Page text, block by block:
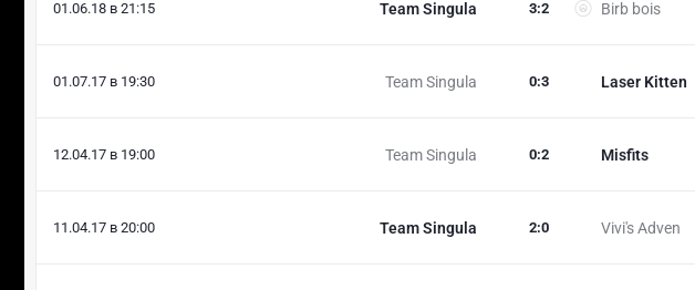
01.06.18 в 21:15 Team Singula Birb bois
3:2
01.07.17 в 19:30 Team Singula Laser Kitten
0:3
12.04.17 в 19:00 Team Singula Misfits
0:2
11.04.17 в 20:00 Team Singula Vivi's Adven
2:0